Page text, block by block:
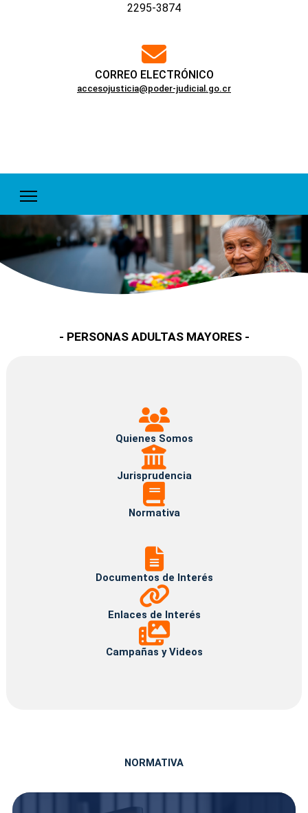
2295-3874
far
envelope
CORREO ELECTRÓNICO
accesojusticia@poder-judicial.go.cr
- PERSONAS ADULTAS MAYORES -
Somos
Quienes Somos
Jurisprudencia
Jurisprudencia
Normativa
Normativa
Documentos
Interés
Documentos de Interés
Enlaces
Interés
Enlaces de Interés
Campañas
y
Videos
Campañas y Videos
NORMATIVA